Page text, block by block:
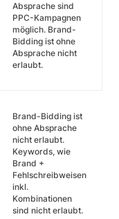
Absprache sind
PPC-Kampagnen
möglich. Brand-
Bidding ist ohne
Absprache nicht
erlaubt.
Brand-Bidding ist
ohne Absprache
nicht erlaubt.
Keywords, wie
Brand +
Fehlschreibweisen
inkl.
Kombinationen
sind nicht erlaubt.